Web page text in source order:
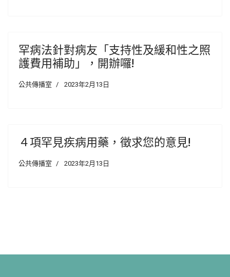
罕病法針對病友「支持性及緩和性之照
護費用補助」，開辦囉!
公共傳播室 2023年2月13日
４項罕見疾病用藥，徵求您的意見!
公共傳播室 2023年2月13日